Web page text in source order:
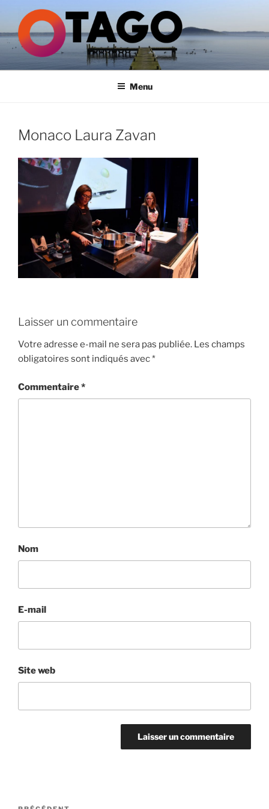
contenu
principal
GROUPE OTAGO
Menu
Monaco Laura Zavan
Laisser un commentaire
Votre adresse e-mail ne sera pas publiée. Les champs
obligatoires sont indiqués avec*
Commentaire*
Nom
E-mail
Site web
Navigation